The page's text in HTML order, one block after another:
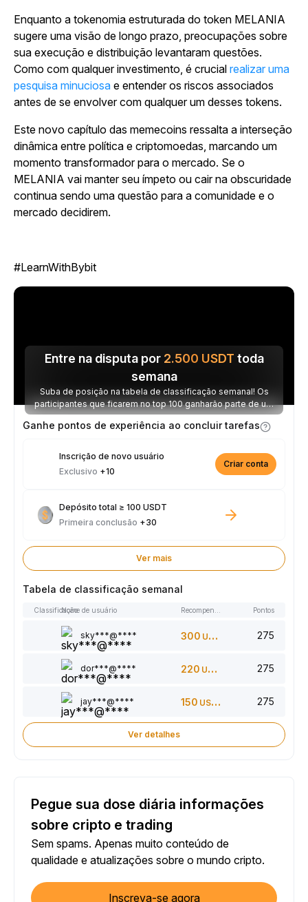
Enquanto a tokenomia estruturada do token MELANIA
sugere uma visão de longo prazo, preocupações sobre
sua execução e distribuição levantaram questões.
Como com qualquer investimento, é crucial realizar uma
pesquisa minuciosa e entender os riscos associados
antes de se envolver com qualquer um desses tokens.
Este novo capítulo das memecoins ressalta a interseção
dinâmica entre política e criptomoedas, marcando um
momento transformador para o mercado. Se o
MELANIA vai manter seu ímpeto ou cair na obscuridade
continua sendo uma questão para a comunidade e o
mercado decidirem.
#LearnWithBybit
Entre na disputa por 2.500 USDT toda
semana
Suba de posição na tabela de classificação semanal! Os
participantes que ficarem no top 100 ganharão parte de um
prêmio de 2.500 USDT toda semana.
Ganhe pontos de experiência ao concluir tarefas
Inscrição de novo usuário
Exclusivo +10
Criar conta
Depósito total ≥ 100 USDT
Primeira conclusão +30
Ver mais
Tabela de classificação semanal
ClassificaçãoNome de usuário Recompensas Pontos
sky***@**** 300 USDT 275
dor***@**** 220 USDT 275
jay***@**** 150 USDT 275
Ver detalhes
Pegue sua dose diária informações
sobre cripto e trading
Sem spams. Apenas muito conteúdo de
qualidade e atualizações sobre o mundo cripto.
Inscreva-se agora